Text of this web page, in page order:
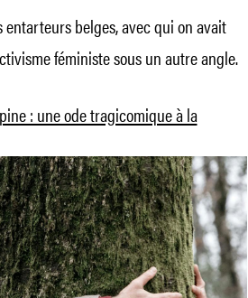
entarteurs belges, avec qui on avait
féministe sous un autre angle.
: une ode tragicomique à la